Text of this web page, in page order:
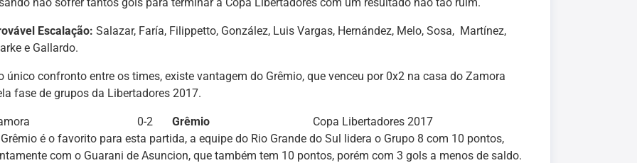
Escalação: Salazar, Faría, Filippetto, González, Luis Vargas, Hernández, Melo, Sosa, Martínez,
e Gallardo.
único confronto entre os times, existe vantagem do Grêmio, que venceu por 0x2 na casa do Zamora
fase de grupos da Libertadores 2017.
0-2 Grêmio
Copa Libertadores 2017
Grêmio é o favorito para esta partida, a equipe do Rio Grande do Sul lidera o Grupo 8 com 10 pontos,
com o Guarani de Asuncion, que também tem 10 pontos, porém com 3 gols a menos de saldo.